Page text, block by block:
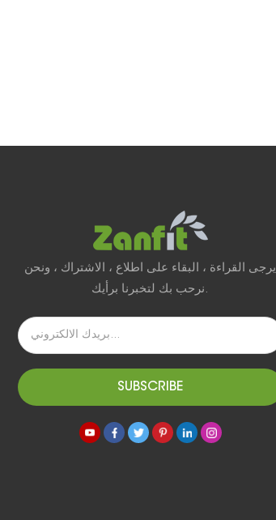
يرجى القراءة ، البقاء على اطلاع ، الاشتراك ، ونحن
نرحب بك لتخبرنا برأيك.
SUBSCRIBE